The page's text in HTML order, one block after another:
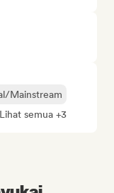
Mainstream
Lihat semua +3